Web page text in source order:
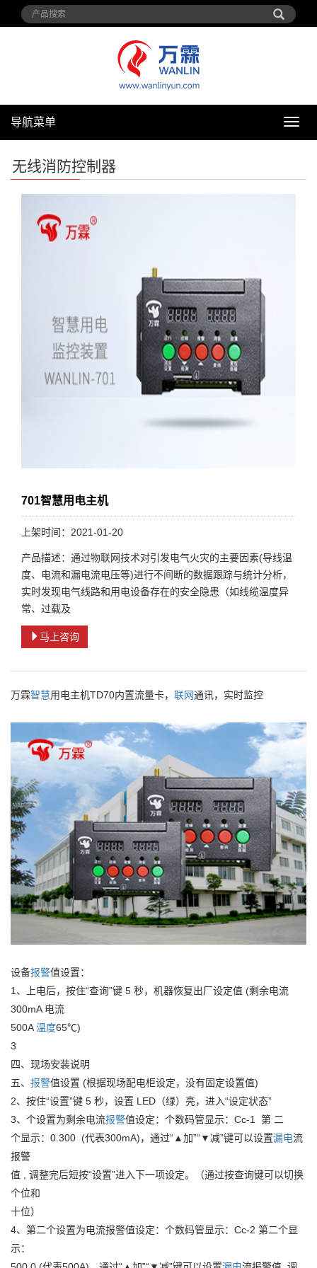
导
导航菜单
无线消防控制器
701智慧用电主机
上架时间：2021-01-20
产品描述：通过物联网技术对引发电气火灾的主要因素(导线温
度、电流和漏电流电压等)进行不间断的数据跟踪与统计分析，
实时发现电气线路和用电设备存在的安全隐患（如线缆温度异
常、过载及
马上咨询
万霖智慧用电主机TD70内置流量卡， 联网通讯，实时监控
设备报警值设置：
1、上电后，按住“查询”键 5 秒，机器恢复出厂设定值 (剩余电流
300mA 电流
500A温度65℃)
3
四、现场安装说明
五、 报警值设置 (根据现场配电柜设定，没有固定设置值)
2、按住“设置”键 5 秒，设置 LED（绿）亮，进入“设定状态”
3、个设置为剩余电流报警值设定：个数码管显示：Cc-1 第 二
个显示：0.300 (代表300mA)，通过“▲加”“▼减”键可以设置漏电流
报警
值 , 调整完后短按“设置”进入下一项设定。（通过按查询键可以切换
个位和
十位）
4、第二个设置为电流报警值设定：个数码管显示：Cc-2 第二个显
示：